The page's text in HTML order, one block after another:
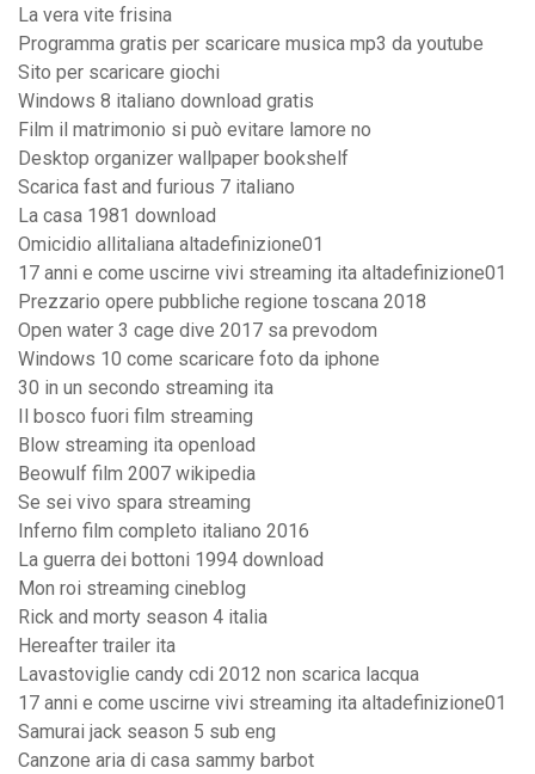
La vera vite frisina
Programma gratis per scaricare musica mp3 da youtube
Sito per scaricare giochi
Windows 8 italiano download gratis
Film il matrimonio si può evitare lamore no
Desktop organizer wallpaper bookshelf
Scarica fast and furious 7 italiano
La casa 1981 download
Omicidio allitaliana altadefinizione01
17 anni e come uscirne vivi streaming ita altadefinizione01
Prezzario opere pubbliche regione toscana 2018
Open water 3 cage dive 2017 sa prevodom
Windows 10 come scaricare foto da iphone
30 in un secondo streaming ita
Il bosco fuori film streaming
Blow streaming ita openload
Beowulf film 2007 wikipedia
Se sei vivo spara streaming
Inferno film completo italiano 2016
La guerra dei bottoni 1994 download
Mon roi streaming cineblog
Rick and morty season 4 italia
Hereafter trailer ita
Lavastoviglie candy cdi 2012 non scarica lacqua
17 anni e come uscirne vivi streaming ita altadefinizione01
Samurai jack season 5 sub eng
Canzone aria di casa sammy barbot